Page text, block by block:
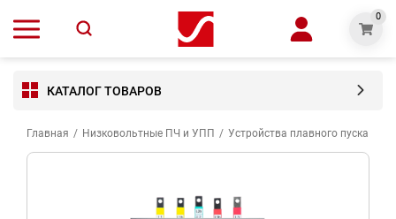
0
КАТАЛОГ ТОВАРОВ
Главная / Низковольтные ПЧ и УПП / Устройства плавного пуска